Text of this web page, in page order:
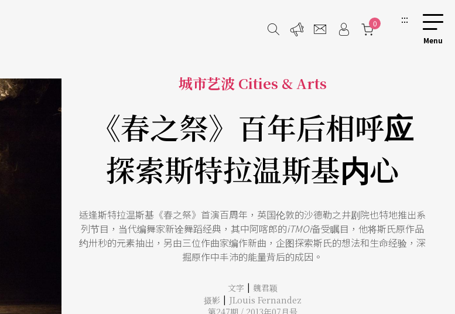
0 :::
城市艺波 Cities & Arts
《春之祭》百年后相呼应
探索斯特拉温斯基内心
适逢斯特拉温斯基《春之祭》首演百周年，英国伦敦的沙德勒之井剧院也特地推出系
列节目，当代编舞家新诠舞蹈经典，其中阿喀郎的iTMOi备受瞩目，他将斯氏原作品
约卅秒的元素抽出，另由三位作曲家编作新曲，企图探索斯氏的想法和生命经验，深
掘原作中丰沛的能量背后的成因。
文字 | 魏君颖
摄影 | JLouis Fernandez
第247期 / 2013年07月号